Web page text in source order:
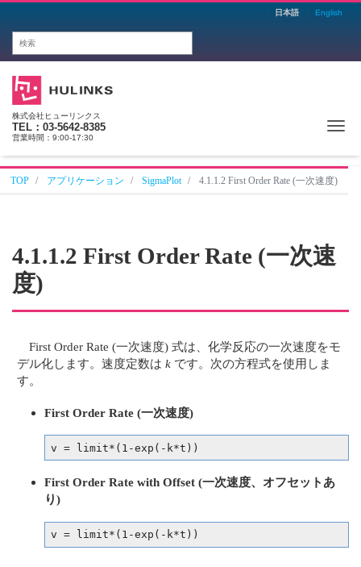
日本語 English
株式会社ヒューリンクス
TEL：03-5642-8385
営業時間：9:00-17:30
TOP アプリケーション SigmaPlot 4.1.1.2 First Order Rate (一次速度)
4.1.1.2 First Order Rate (一次速
度)
First Order Rate (一次速度) 式は、化学反応の一次速度をモ
デル化します。速度定数はk です。次の方程式を使用しま
す。
First Order Rate (一次速度)
v = limit*(1-exp(-k*t))
First Order Rate with Offset (一次速度、オフセットあ
り)
v = limit*(1-exp(-k*t))